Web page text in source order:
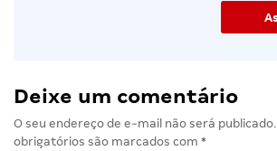
Deixe um comentário
O seu endereço de e-mail não será publicado.
obrigatórios são marcados com *